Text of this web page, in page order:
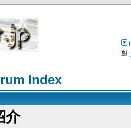
Index
介